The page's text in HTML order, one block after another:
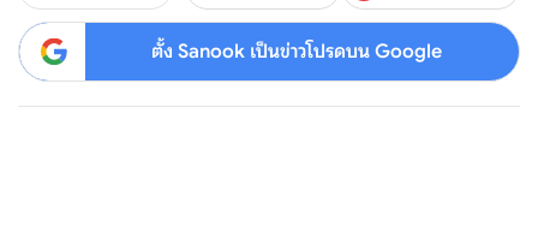
ตั้ง Sanook เป็นข่าวโปรดบน Google